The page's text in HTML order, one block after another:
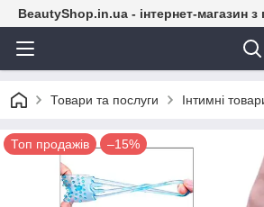
BeautyShop.in.ua - інтернет-магазин
Товари та послуги Інтимні
Топ продажів –15%